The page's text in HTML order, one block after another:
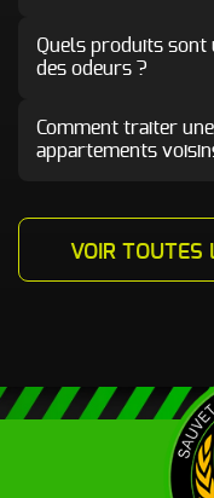
Quels produits
des odeurs ?
Comment traiter
appartements
VOIR TOUTES